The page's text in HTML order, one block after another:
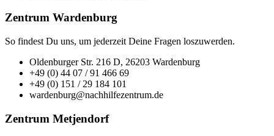
Zentrum Wardenburg
So findest Du uns, um jederzeit Deine Fragen loszuwerden.
Oldenburger Str. 216 D, 26203 Wardenburg
+49 (0) 44 07 / 91 466 69
+49 (0) 151 / 29 184 101
wardenburg@nachhilfezentrum.de
Zentrum Metjendorf